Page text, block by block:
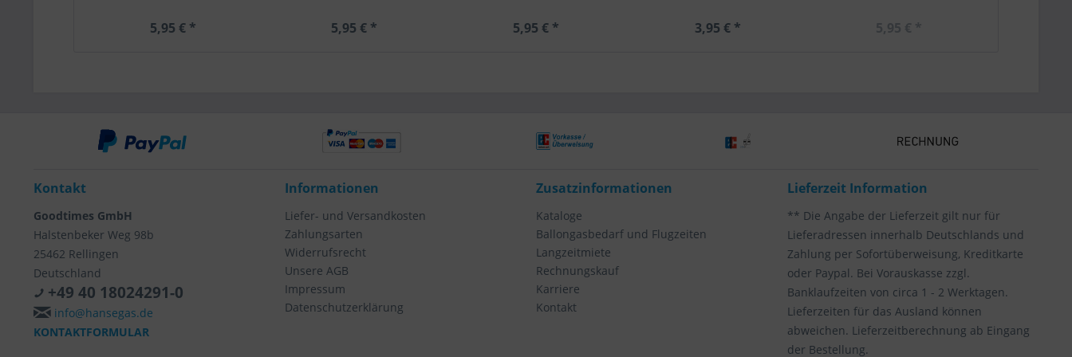
5,95 € * 5,95 € * 5,95 € * 3,95 € * 5,95 € *
Kontakt
Goodtimes GmbH
Halstenbeker Weg 98b
25462 Rellingen
Deutschland
+49 40 18024291-0
info@hansegas.de
KONTAKTFORMULAR
Informationen
Liefer- und Versandkosten
Zahlungsarten
Widerrufsrecht
Unsere AGB
Impressum
Datenschutzerklärung
Zusatzinformationen
Kataloge
Ballongasbedarf und Flugzeiten
Langzeitmiete
Rechnungskauf
Karriere
Kontakt
Lieferzeit Information
** Die Angabe der Lieferzeit gilt nur für
Lieferadressen innerhalb Deutschlands und
Zahlung per Sofortüberweisung, Kreditkarte
oder Paypal. Bei Vorauskasse zzgl.
Banklaufzeiten von circa 1 - 2 Werktagen.
Lieferzeiten für das Ausland können
abweichen. Lieferzeitberechnung ab Eingang
der Bestellung.